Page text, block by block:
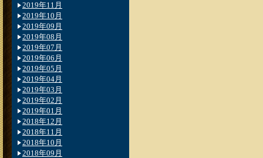
2019年11月
2019年10月
2019年09月
2019年08月
2019年07月
2019年06月
2019年05月
2019年04月
2019年03月
2019年02月
2019年01月
2018年12月
2018年11月
2018年10月
2018年09月